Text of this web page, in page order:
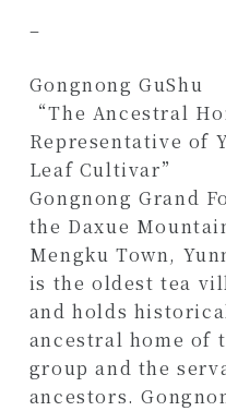
–
Gongnong GuShu
“The Ancestral
Representative of
Leaf Cultivar”
Gongnong Grand
the Daxue
Mengku Town,
is the oldest tea
and holds
ancestral home of
group and the
ancestors.